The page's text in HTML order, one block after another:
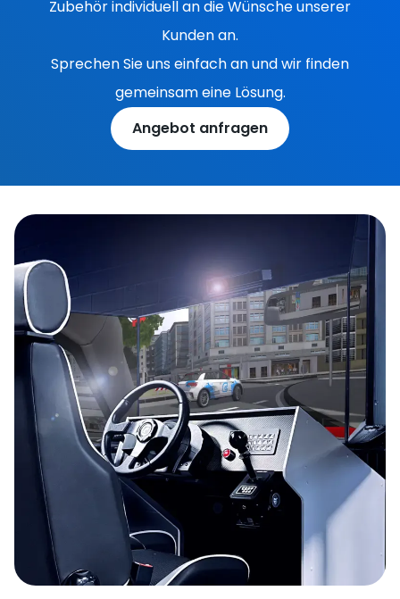
Zubehör individuell an die Wünsche unserer
Kunden an.
Sprechen Sie uns einfach an und wir finden
gemeinsam eine Lösung.
Angebot anfragen